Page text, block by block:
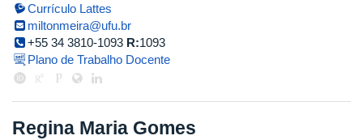
Currículo Lattes
miltonmeira@ufu.br
+55 34 3810-1093 R:1093
Plano de Trabalho Docente
Regina Maria Gomes